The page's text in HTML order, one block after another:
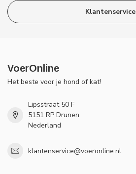
Klantenservice
VoerOnline
Het beste voor je hond of kat!
Lipsstraat 50 F
5151 RP Drunen
Nederland
klantenservice@voeronline.nl